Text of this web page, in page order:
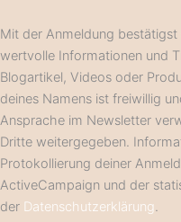
Mit der Anmeldung
wertvolle Informationen und
Blogartikel, Videos oder
deines Namens ist freiwillig
Ansprache im Newsletter
Dritte weitergegeben.
Protokollierung deiner
ActiveCampaign und der
der Datenschutzerklärung.